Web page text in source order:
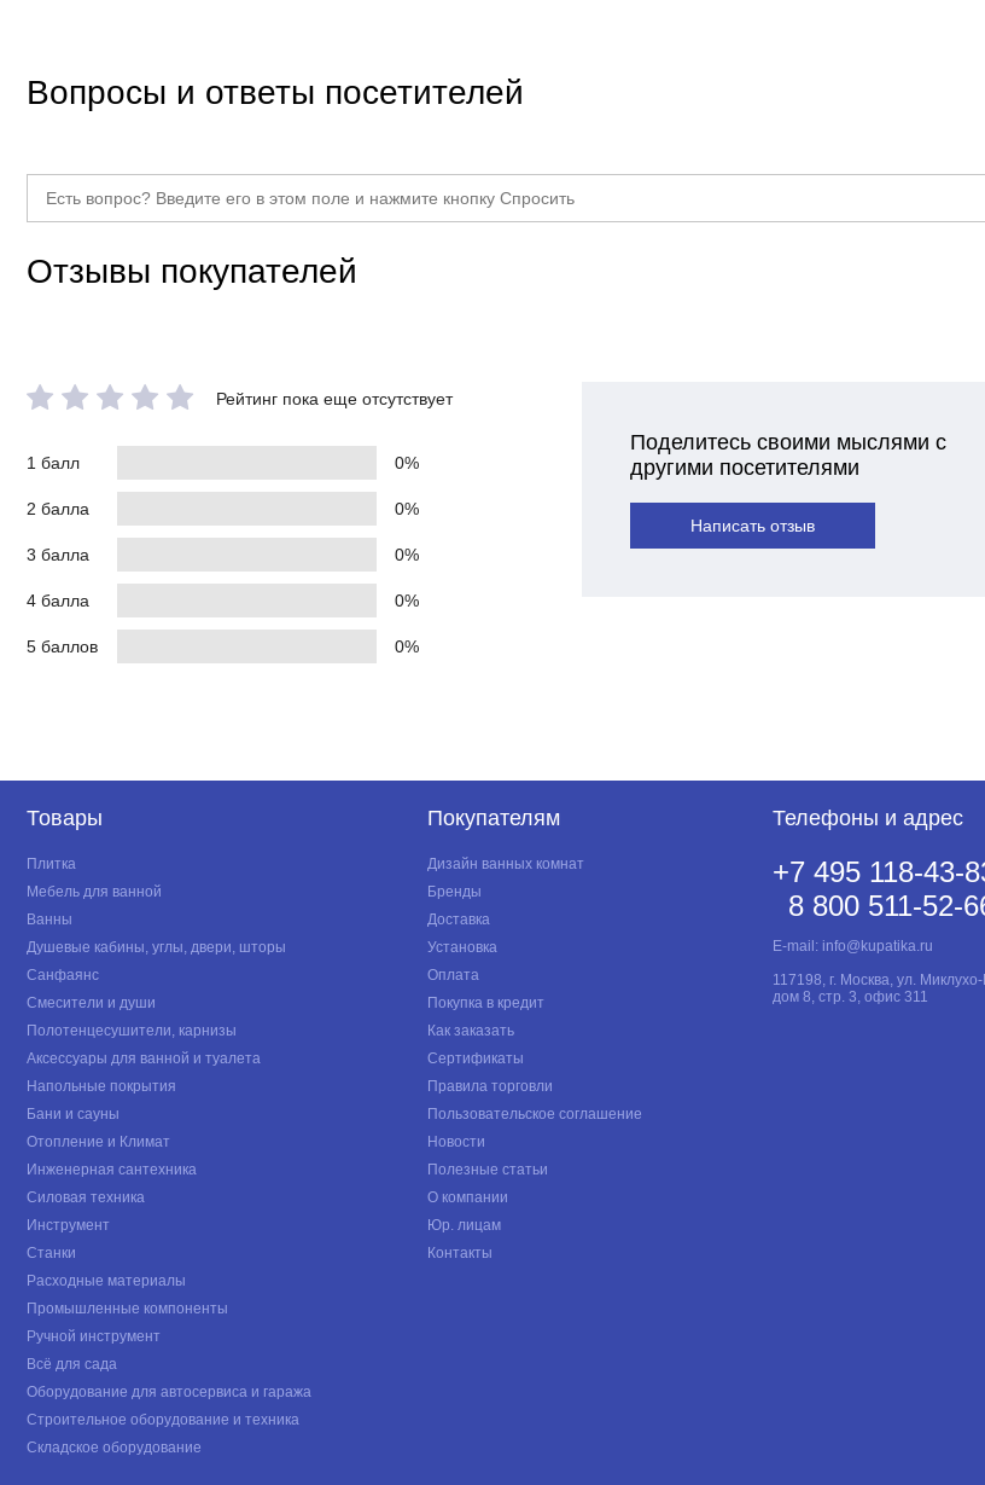
Тип товара Зеркало в ванную комнату
Вопросы и ответы посетителей
Отзывы покупателей
Рейтинг пока еще отсутствует
1 балл 0%
2 балла 0%
3 балла 0%
4 балла 0%
5 баллов 0%
Поделитесь своими мыслями с
другими посетителями
Написать отзыв
Товары
Плитка
Мебель для ванной
Ванны
Душевые кабины, углы, двери, шторы
Санфаянс
Смесители и души
Полотенцесушители, карнизы
Аксессуары для ванной и туалета
Напольные покрытия
Бани и сауны
Отопление и Климат
Инженерная сантехника
Силовая техника
Инструмент
Станки
Расходные материалы
Промышленные компоненты
Ручной инструмент
Всё для сада
Оборудование для автосервиса и гаража
Строительное оборудование и техника
Складское оборудование
Покупателям
Дизайн ванных комнат
Бренды
Доставка
Установка
Оплата
Покупка в кредит
Как заказать
Сертификаты
Правила торговли
Пользовательское соглашение
Новости
Полезные статьи
О компании
Юр. лицам
Контакты
Телефоны и адрес
+7 495 118-43-
8 800 511-52-
E-mail: info@kupatika.ru
117198, г. Москва, ул.
дом 8, стр. 3, офис 311